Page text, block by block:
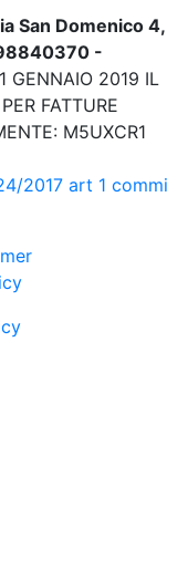
San Domenico 4,
-
GENNAIO 2019 IL
FATTURE
M5UXCR1
2017 art 1 commi